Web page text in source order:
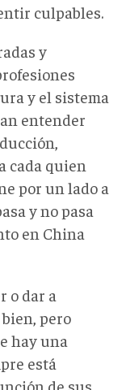
culpables.
y
y el sistema
entender
cada quien
por un lado a
y no pasa
en China
o dar a
pero
hay una
está
de sus